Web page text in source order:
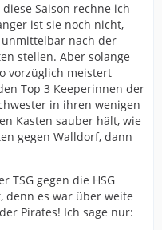
Saison rechne ich
ist sie noch nicht,
nach der
stellen. Aber solange
vorzüglich meistert
Top 3 Keeperinnen der
in ihren wenigen
Kasten sauber hält, wie
gegen Walldorf, dann
TSG gegen die HSG
es war über weite
Pirates! Ich sage nur: